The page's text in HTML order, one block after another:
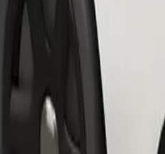
სჭირდებათ